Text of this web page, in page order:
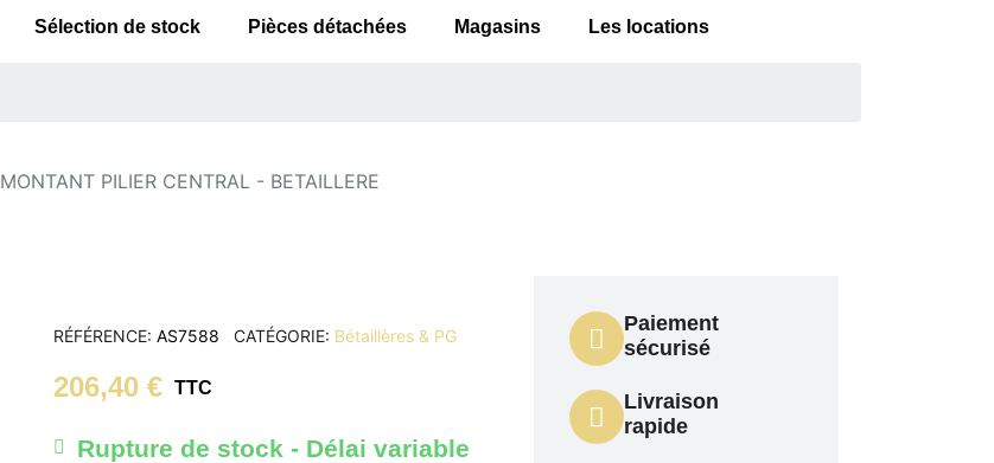
Sélection de stock Pièces détachées Magasins Les locations
MONTANT PILIER CENTRAL - BETAILLERE
RÉFÉRENCE AS7588 CATÉGORIE Bétaillères & PG
206,40 € TTC
Rupture de stock - Délai variable
Paiement
sécurisé
Livraison
rapide